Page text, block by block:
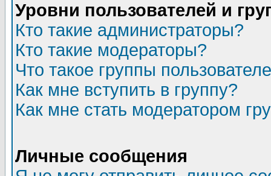
Уровни пользователей и
Кто такие администраторы?
Кто такие модераторы?
Что такое группы
Как мне вступить в группу?
Как мне стать модератором
Личные сообщения